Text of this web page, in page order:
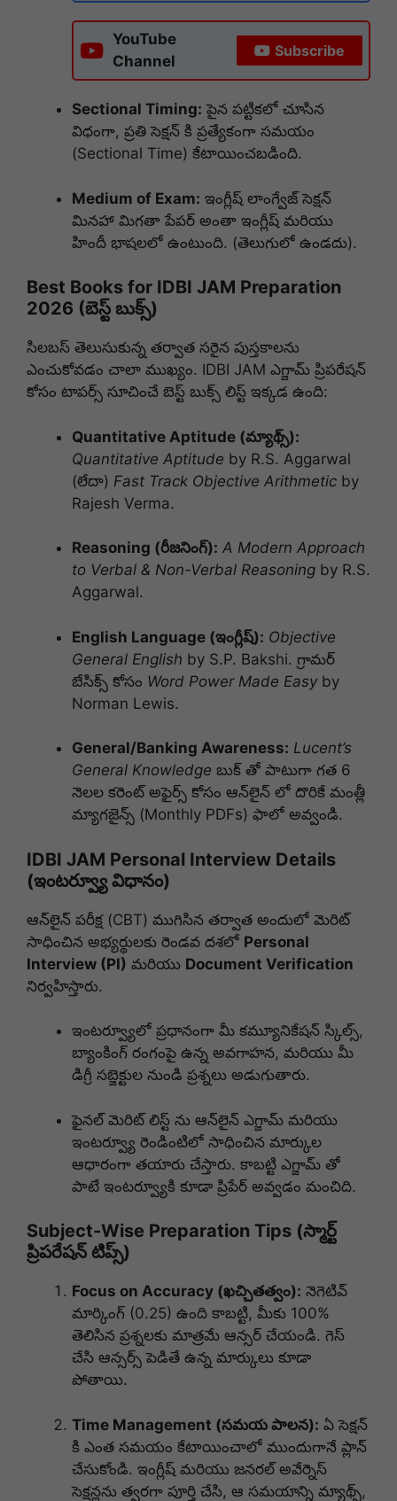
YouTube
Channel
Subscribe
Sectional Timing: పైన పట్టికలో చూసిన
విధంగా, ప్రతి సెక్షన్ కి ప్రత్యేకంగా సమయం
(Sectional Time) కేటాయించబడింది.
Medium of Exam: ఇంగ్లీష్ లాంగ్వేజ్ సెక్షన్
మినహా మిగతా పేపర్ అంతా ఇంగ్లీష్ మరియు
హిందీ భాషలలో ఉంటుంది. (తెలుగులో ఉండదు).
Best Books for IDBI JAM Preparation
2026 (బెస్ట్ బుక్స్)
సిలబస్ తెలుసుకున్న తర్వాత సరైన పుస్తకాలను
ఎంచుకోవడం చాలా ముఖ్యం. IDBI JAM ఎగ్జామ్ ప్రిపరేషన్
కోసం టాపర్స్ సూచించే బెస్ట్ బుక్స్ లిస్ట్ ఇక్కడ ఉంది:
Quantitative Aptitude (మ్యాథ్స్):
Quantitative Aptitude by R.S. Aggarwal
(లేదా) Fast Track Objective Arithmetic by
Rajesh Verma.
Reasoning (రీజనింగ్): A Modern Approach
to Verbal & Non-Verbal Reasoning by R.S.
Aggarwal.
English Language (ఇంగ్లీష్): Objective
General English by S.P. Bakshi. గ్రామర్
బేసిక్స్ కోసం Word Power Made Easy by
Norman Lewis.
General/Banking Awareness: Lucent’s
General Knowledge బుక్ తో పాటుగా గత 6
నెలల కరెంట్ అఫైర్స్ కోసం ఆన్‌లైన్ లో దొరికే మంత్లీ
మ్యాగజైన్స్ (Monthly PDFs) ఫాలో అవ్వండి.
IDBI JAM Personal Interview Details
(ఇంటర్వ్యూ విధానం)
ఆన్‌లైన్ పరీక్ష (CBT) ముగిసిన తర్వాత అందులో మెరిట్
సాధించిన అభ్యర్థులకు రెండవ దశలో Personal
Interview (PI) మరియు Document Verification
నిర్వహిస్తారు.
ఇంటర్వ్యూలో ప్రధానంగా మీ కమ్యూనికేషన్ స్కిల్స్,
బ్యాంకింగ్ రంగంపై ఉన్న అవగాహన, మరియు మీ
డిగ్రీ సబ్జెక్టుల నుండి ప్రశ్నలు అడుగుతారు.
ఫైనల్ మెరిట్ లిస్ట్ ను ఆన్‌లైన్ ఎగ్జామ్ మరియు
ఇంటర్వ్యూ రెండింటిలో సాధించిన మార్కుల
ఆధారంగా తయారు చేస్తారు. కాబట్టి ఎగ్జామ్ తో
పాటే ఇంటర్వ్యూకి కూడా ప్రిపేర్ అవ్వడం మంచిది.
Subject-Wise Preparation Tips (స్మార్ట్
ప్రిపరేషన్ టిప్స్)
Focus on Accuracy (ఖచ్చితత్వం): నెగెటివ్
మార్కింగ్ (0.25) ఉంది కాబట్టి, మీకు 100%
తెలిసిన ప్రశ్నలకు మాత్రమే ఆన్సర్ చేయండి. గెస్
చేసి ఆన్సర్స్ పెడితే ఉన్న మార్కులు కూడా
పోతాయి.
Time Management (సమయ పాలన): ఏ సెక్షన్
కి ఎంత సమయం కేటాయించాలో ముందుగానే ప్లాన్
చేసుకోండి. ఇంగ్లీష్ మరియు జనరల్ అవేర్నెస్
సెక్షన్లను త్వరగా పూర్తి చేసి, ఆ సమయాన్ని మ్యాథ్స్,